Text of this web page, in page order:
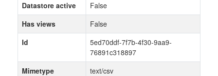
Datastore active
False
Has views
False
Id
5ed70ddf-7f7b-4f30-9aa9-
76891c318897
Mimetype
text/csv